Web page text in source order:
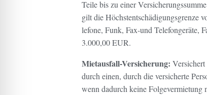
Teile bis zu einer
gilt die Höchstentschädigungsgrenze
lefone, Funk, Fax-und Telefongeräte,
3.000,00 EUR.
Mietausfall-Versicherung:
durch einen, durch die versicherte
wenn dadurch keine